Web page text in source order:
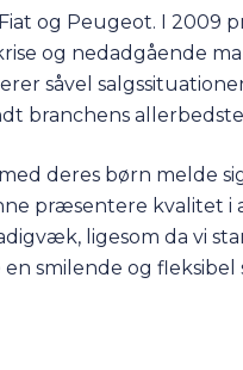
og Peugeot. I 2009
og nedadgående
såvel
branchens
deres børn melde
præsentere kvalitet i
ligesom da vi
smilende og fleksibel